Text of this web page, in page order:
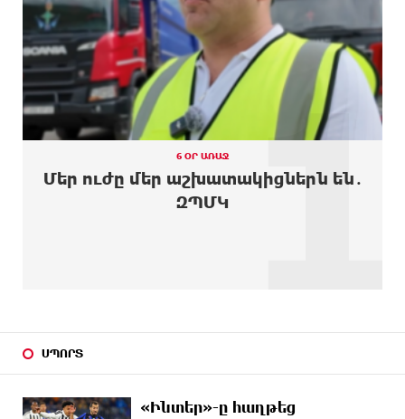
9 ԺԱՄ
ԱՌԱՋ
Ռուսաստանի տարածքում ոչնչացվել է
ուկրաինական 360 անօդաչու թռչող սարք
10 ԺԱՄ
ԱՌԱՋ
Օգոստոսի 10-ին, 11-ին, 12-ին, 13-ին, 14-ին, 17-
ին, 18-ին և 20-ին հարյուրավոր հասցեներում
լույս չի լինելու
10 ԺԱՄ
Ողբերգական դեպք՝ Երևանում․ Կիևյան կամրջի
տակ հայտնաբերվել է տղամարդու մարմին
Ադրբեջանի Սարով գյուղում տանը 18-ամյա
աղջկա դի է հայտնաբերվել
պատուհաններն ու դռները
11 ԺԱՄ
Ալիևն ու Թրամփը հեռախոսազրույց են ունեցել
6 ՕՐ ԱՌԱՋ
Մեր ուժը մեր աշխատակիցներն են․
ԶՊՄԿ
1
ՍՊՈՐՏ
«Ինտեր»-ը հաղթեց